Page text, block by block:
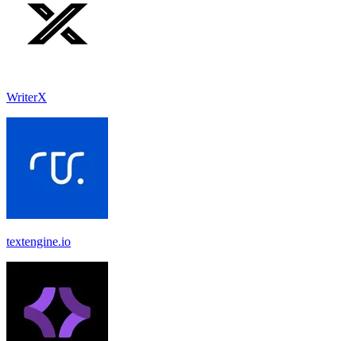
WriterX
textengine.io